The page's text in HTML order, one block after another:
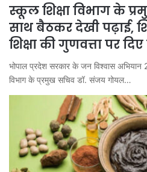
स्कूल शिक्षा विभाग के
साथ बैठकर देखी पढ़ाई,
शिक्षा की गुणवत्ता पर
भोपाल प्रदेश सरकार के जन विश्वास अभियान
विभाग के प्रमुख सचिव डॉ. संजय गोयल…